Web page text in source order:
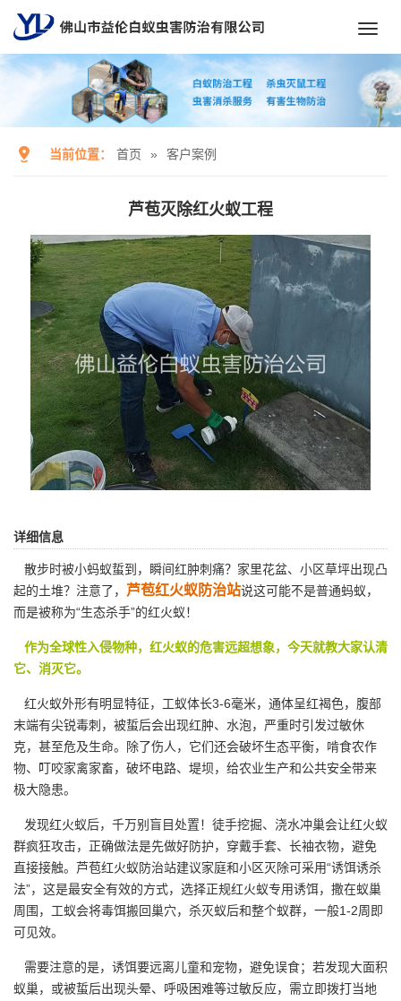
当前位置： 首页 » 客户案例
芦苞灭除红火蚁工程
详细信息
散步时被小蚂蚁蜇到，瞬间红肿刺痛？家里花盆、小区草坪出现凸
起的土堆？注意了， 芦苞红火蚁防治站说这可能不是普通蚂蚁，
而是被称为“生态杀手”的红火蚁！
作为全球性入侵物种，红火蚁的危害远超想象，今天就教大家认清
它、消灭它。
红火蚁外形有明显特征，工蚁体长3-6毫米，通体呈红褐色，腹部
末端有尖锐毒刺，被蜇后会出现红肿、水泡，严重时引发过敏休
克，甚至危及生命。除了伤人，它们还会破坏生态平衡，啃食农作
物、叮咬家禽家畜，破坏电路、堤坝，给农业生产和公共安全带来
极大隐患。
发现红火蚁后，千万别盲目处置！徒手挖掘、浇水冲巢会让红火蚁
群疯狂攻击，正确做法是先做好防护，穿戴手套、长袖衣物，避免
直接接触。芦苞红火蚁防治站建议家庭和小区灭除可采用“诱饵诱杀
法”，这是最安全有效的方式，选择正规红火蚁专用诱饵，撒在蚁巢
周围，工蚁会将毒饵搬回巢穴，杀灭蚁后和整个蚁群，一般1-2周即
可见效。
需要注意的是，诱饵要远离儿童和宠物，避免误食；若发现大面积
蚁巢，或被蜇后出现头晕、呼吸困难等过敏反应，需立即拨打当地